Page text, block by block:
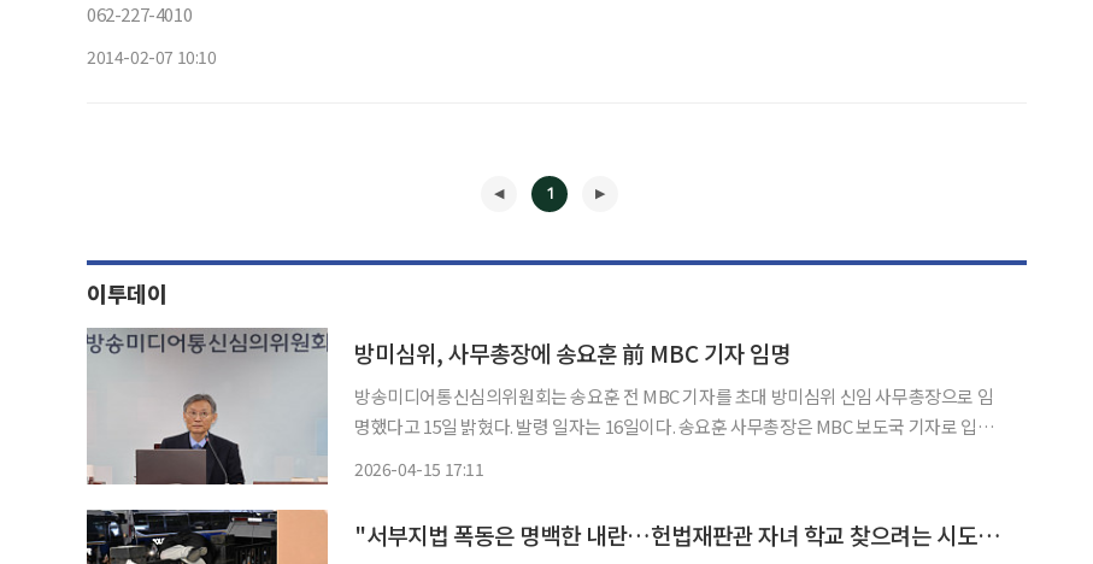
062-227-4010
2014-02-07 10:10
1
이투데이
방미심위, 사무총장에 송요훈 前 MBC 기자 임명
방송미디어통신심의위원회는 송요훈 전 MBC 기자를 초대 방미심위 신임 사무총장으로 임
명했다고 15일 밝혔다. 발령 일자는 16일이다. 송요훈 사무총장은 MBC 보도국 기자로 입사
2026-04-15 17:11
"서부지법 폭동은 명백한 내란…헌법재판관 자녀 학교 찾으려는 시도도"